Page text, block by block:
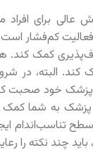
عالی برای افراد
کم‌فشار است
کمک
البته، در
پزشک خود صحبت
به شما کمک
تناسب‌اندام
چند نکته را